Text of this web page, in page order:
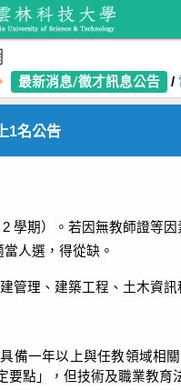
最新消息/徵才訊息公告 /
1名公告
2學期）。若因無教師證等
人選，得從缺。
管理、建築工程、土木資訊
備一年以上與任教領域相
要點」，但技術及職業教育